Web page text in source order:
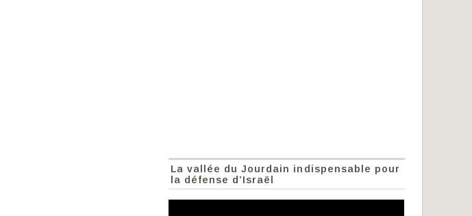
La vallée du Jourdain indispensable pour
la défense d’Israël